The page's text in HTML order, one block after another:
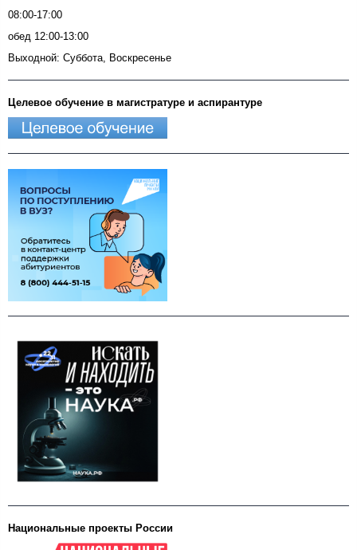
08:00-17:00
обед 12:00-13:00
Выходной: Суббота, Воскресенье
Целевое обучение в магистратуре и аспирантуре
Национальные проекты России